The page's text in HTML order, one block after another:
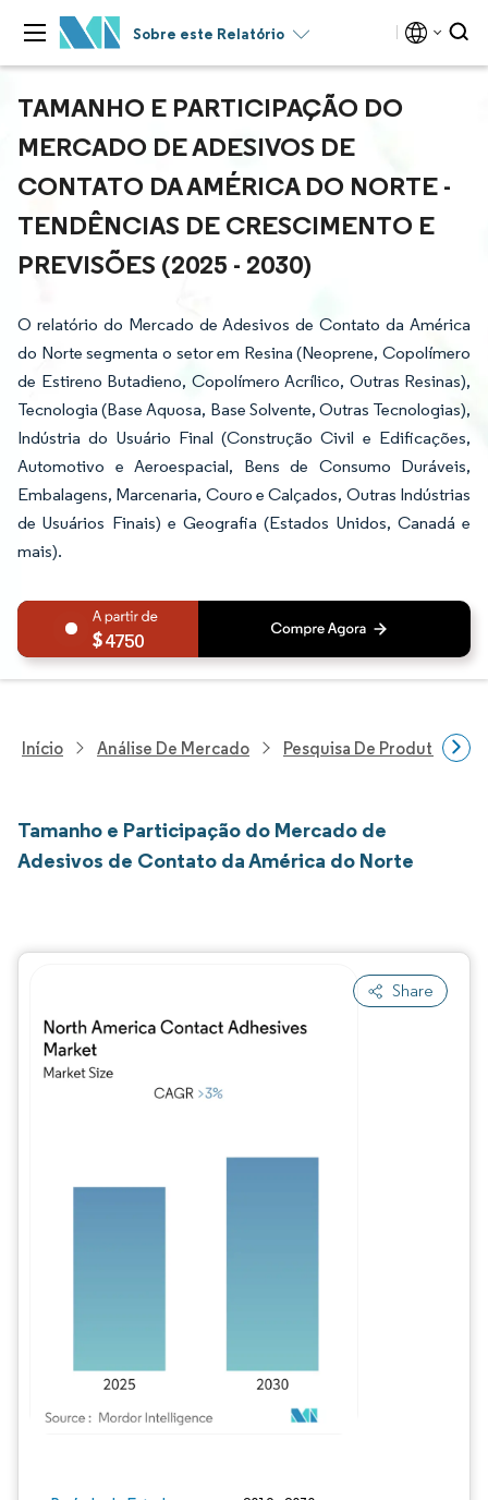
Sobre este Relatório
TAMANHO E PARTICIPAÇÃO DO
MERCADO DE ADESIVOS DE
CONTATO DA AMÉRICA DO NORTE -
TENDÊNCIAS DE CRESCIMENTO E
PREVISÕES (2025 - 2030)
O relatório do Mercado de Adesivos de Contato da América
do Norte segmenta o setor em Resina (Neoprene, Copolímero
de Estireno Butadieno, Copolímero Acrílico, Outras Resinas),
Tecnologia (Base Aquosa, Base Solvente, Outras Tecnologias),
Indústria do Usuário Final (Construção Civil e Edificações,
Automotivo e Aeroespacial, Bens de Consumo Duráveis,
Embalagens, Marcenaria, Couro e Calçados, Outras Indústrias
de Usuários Finais) e Geografia (Estados Unidos, Canadá e
mais).
4750
Início Análise De Mercado Pesquisa De Produtos
Tamanho e Participação do Mercado de
Adesivos de Contato da América do Norte
Share